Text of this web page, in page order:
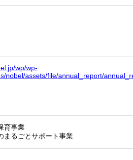
wp/wp-
nobel/assets/file/annual_report/
育事業
まるごとサポート事業